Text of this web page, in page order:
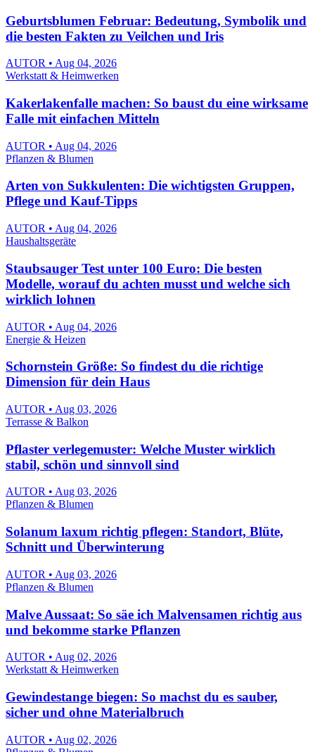
Geburtsblumen Februar: Bedeutung, Symbolik und
die besten Fakten zu Veilchen und Iris
AUTOR • Aug 04, 2026
Werkstatt & Heimwerken
Kakerlakenfalle machen: So baust du eine wirksame
Falle mit einfachen Mitteln
AUTOR • Aug 04, 2026
Pflanzen & Blumen
Arten von Sukkulenten: Die wichtigsten Gruppen,
Pflege und Kauf-Tipps
AUTOR • Aug 04, 2026
Haushaltsgeräte
Staubsauger Test unter 100 Euro: Die besten
Modelle, worauf du achten musst und welche sich
wirklich lohnen
AUTOR • Aug 04, 2026
Energie & Heizen
Schornstein Größe: So findest du die richtige
Dimension für dein Haus
AUTOR • Aug 03, 2026
Terrasse & Balkon
Pflaster verlegemuster: Welche Muster wirklich
stabil, schön und sinnvoll sind
AUTOR • Aug 03, 2026
Pflanzen & Blumen
Solanum laxum richtig pflegen: Standort, Blüte,
Schnitt und Überwinterung
AUTOR • Aug 03, 2026
Pflanzen & Blumen
Malve Aussaat: So säe ich Malvensamen richtig aus
und bekomme starke Pflanzen
AUTOR • Aug 02, 2026
Werkstatt & Heimwerken
Gewindestange biegen: So machst du es sauber,
sicher und ohne Materialbruch
AUTOR • Aug 02, 2026